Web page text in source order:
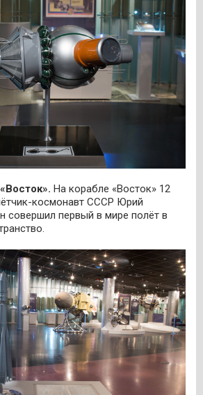
На корабле «Восток» 12
космонавт СССР Юрий
совершил первый в мире полёт в